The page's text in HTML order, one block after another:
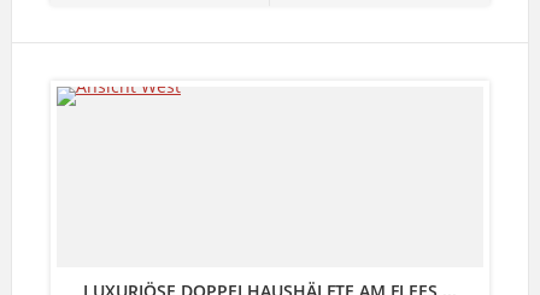
LUXURIÖSE DOPPELHAUSHÄLFTE AM FLEES ...